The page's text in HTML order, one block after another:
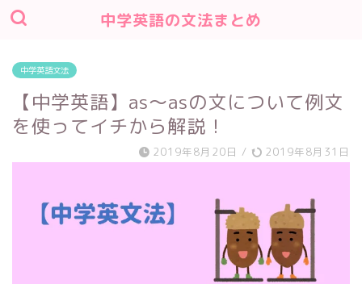
中学英語の文法まとめ
中学英語文法
【中学英語】as～asの文について例文
を使ってイチから解説！
2019年8月20日 / 2019年8月31日